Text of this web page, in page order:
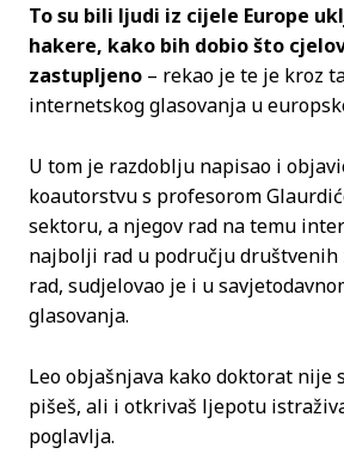
To su bili ljudi iz cijele Europe
hakere, kako bih dobio što
zastupljeno – rekao je te je kroz
internetskog glasovanja u
U tom je razdoblju napisao i
koautorstvu s profesorom
sektoru, a njegov rad na temu
najbolji rad u području društvenih
rad, sudjelovao je i u
glasovanja.
Leo objašnjava kako doktorat nije
pišeš, ali i otkrivaš ljepotu
poglavlja.